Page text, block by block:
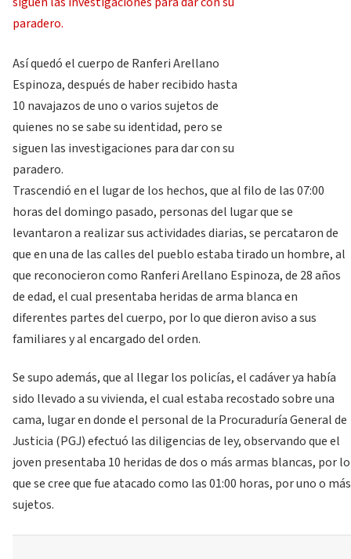
Así quedó el cuerpo de Ranferi Arellano
Espinoza, después de haber recibido hasta
10 navajazos de uno o varios sujetos de
quienes no se sabe su identidad, pero se
siguen las investigaciones para dar con su
paradero.
Trascendió en el lugar de los hechos, que al filo de las 07:00
horas del domingo pasado, personas del lugar que se
levantaron a realizar sus actividades diarias, se percataron de
que en una de las calles del pueblo estaba tirado un hombre, al
que reconocieron como Ranferi Arellano Espinoza, de 28 años
de edad, el cual presentaba heridas de arma blanca en
diferentes partes del cuerpo, por lo que dieron aviso a sus
familiares y al encargado del orden.
Se supo además, que al llegar los policías, el cadáver ya había
sido llevado a su vivienda, el cual estaba recostado sobre una
cama, lugar en donde el personal de la Procuraduría General de
Justicia (PGJ) efectuó las diligencias de ley, observando que el
joven presentaba 10 heridas de dos o más armas blancas, por lo
que se cree que fue atacado como las 01:00 horas, por uno o más
sujetos.